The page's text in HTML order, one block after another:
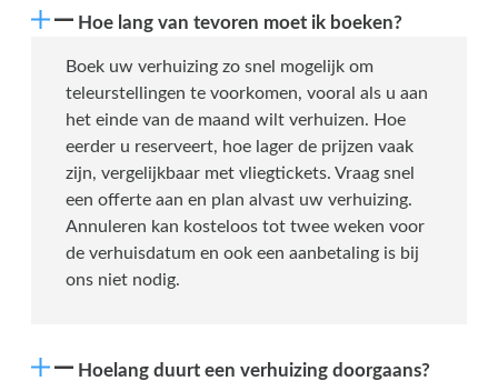
Hoe lang van tevoren moet ik boeken?
Boek uw verhuizing zo snel mogelijk om
teleurstellingen te voorkomen, vooral als u aan
het einde van de maand wilt verhuizen. Hoe
eerder u reserveert, hoe lager de prijzen vaak
zijn, vergelijkbaar met vliegtickets. Vraag snel
een offerte aan en plan alvast uw verhuizing.
Annuleren kan kosteloos tot twee weken voor
de verhuisdatum en ook een aanbetaling is bij
ons niet nodig.
Hoelang duurt een verhuizing doorgaans?